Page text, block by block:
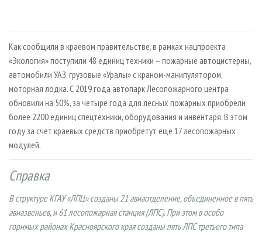
Как сообщили в краевом правительстве, в рамках нацпроекта
«Экология» поступили 48 единиц техники – пожарные автоцистерны,
автомобили УАЗ, грузовые «Уралы» с краном-манипулятором,
моторная лодка. С 2019 года автопарк Лесопожарного центра
обновили на 50%, за четыре года для лесных пожарных приобрели
более 2200 единиц спецтехники, оборудования и инвентаря. В этом
году за счет краевых средств приобретут еще 17 лесопожарных
модулей.
Справка
В структуре КГАУ «ЛПЦ» созданы 21 авиаотделение, объединенное в пять
авиазвень­ев, и 61 лесопожарная станция (ЛПС). При этом в особо
горимых районах Красноярского края созданы пять ЛПС третьего типа